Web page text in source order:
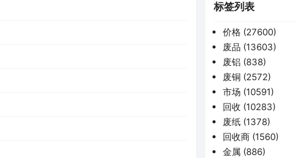
标签列表
价格 (27600)
废品 (13603)
废铝 (838)
废铜 (2572)
市场 (10591)
回收 (10283)
废纸 (1378)
回收商 (1560)
金属 (886)